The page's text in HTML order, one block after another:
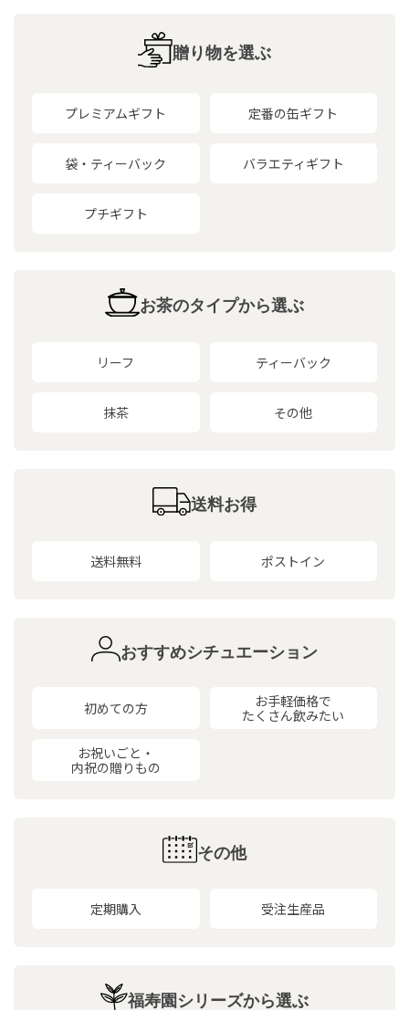
贈り物を選ぶ
プレミアムギフト 定番の缶ギフト
袋・ティーバック バラエティギフト
プチギフト
お茶のタイプから選ぶ
リーフ ティーバック
抹茶 その他
送料お得
送料無料 ポストイン
おすすめシチュエーション
初めての方
お手軽価格で
たくさん飲みたい
お祝いごと・
内祝の贈りもの
その他
定期購入 受注生産品
福寿園シリーズから選ぶ